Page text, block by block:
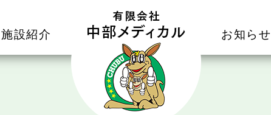
施設紹介 お知らせ